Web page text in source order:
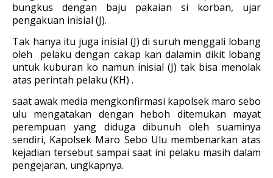
bungkus dengan baju pakaian si korban, ujar
pengakuan inisial (J).
Tak hanya itu juga inisial (J) di suruh menggali lobang
oleh pelaku dengan cakap kan dalamin dikit lobang
untuk kuburan ko namun inisial (J) tak bisa menolak
atas perintah pelaku (KH) .
saat awak media mengkonfirmasi kapolsek maro sebo
ulu mengatakan dengan heboh ditemukan mayat
perempuan yang diduga dibunuh oleh suaminya
sendiri, Kapolsek Maro Sebo Ulu membenarkan atas
kejadian tersebut sampai saat ini pelaku masih dalam
pengejaran, ungkapnya.